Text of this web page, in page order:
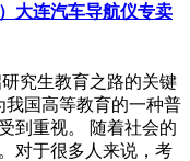
大连汽车导航仪专卖
究生教育之路的关键
国高等教育的一种普
到重视。 随着社会的
对于很多人来说，考